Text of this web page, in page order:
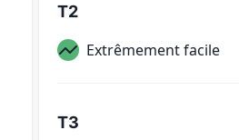
T2
Extrêmement facile
T3